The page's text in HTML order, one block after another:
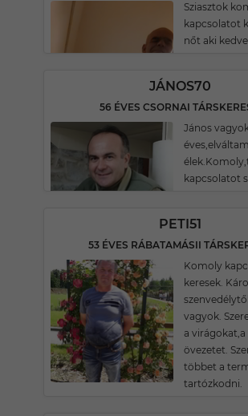
Sziasztok
kapcsolatot
nőt aki
JÁNOS70
56 ÉVES CSORNAI
János
kapcsolatot
PETI51
53 ÉVES RÁBATAMÁSII
Komoly
keresek.
vagyok.
a virágokat,a
övezetet.
többet a
tartózkodni.